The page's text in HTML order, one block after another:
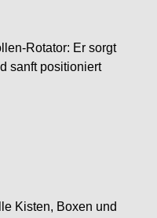
Rotator: Er sorgt
sanft positioniert
Kisten, Boxen und